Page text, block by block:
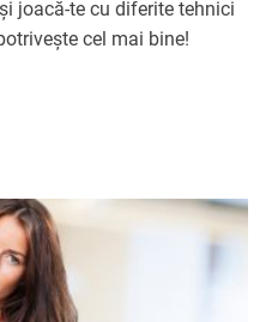
joacă-te cu diferite tehnici
cel mai bine!